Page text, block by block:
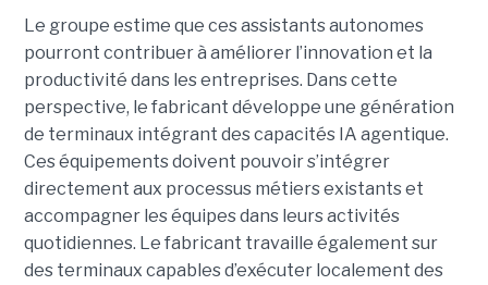
Le groupe estime que ces assistants autonomes
pourront contribuer à améliorer l’innovation et la
productivité dans les entreprises. Dans cette
perspective, le fabricant développe une génération
de terminaux intégrant des capacités IA agentique.
Ces équipements doivent pouvoir s’intégrer
directement aux processus métiers existants et
accompagner les équipes dans leurs activités
quotidiennes. Le fabricant travaille également sur
des terminaux capables d’exécuter localement des